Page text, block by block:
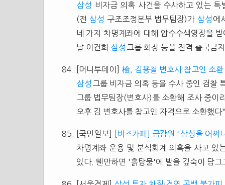
삼성
비자금 의혹 사건을 수사하고 있는
(전 삼성 구조조정본부 법무팀장)가 삼성 에
네 가지 차명계좌에 대해 압수수색영장을
날 이건희 삼성 그룹 회장 등을 전격 출국금
[머니투데이] 檢, 김용철 변호사 참고인 소
삼성 그룹 비자금 의혹 등을 수사 중인 검찰
그룹 법무팀장(변호사)를 소환해 조사 중
오후 김 변호사를 참고인 자격으로 소환했
[국민일보]
[비즈카페] 금감원 "삼성을 어쩌
차명계좌 운용 및 분식회계 의혹을 사고 있
있다. 웬만하면 '흙탕물'에 발을 깊숙이 담